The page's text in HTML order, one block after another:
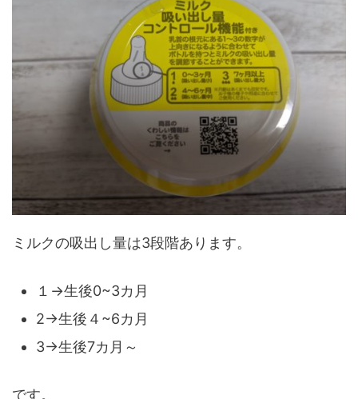
ミルクの吸出し量は3段階あります。
１→生後0~3カ月
2→生後４~6カ月
3→生後7カ月～
です。